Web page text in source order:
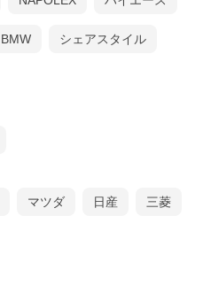
BMW シェアスタイル
マツダ 日産 三菱